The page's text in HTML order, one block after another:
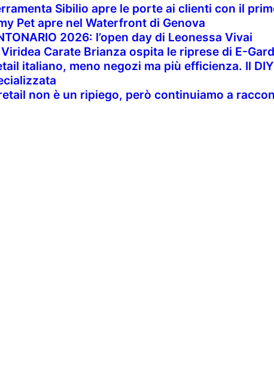
Sibilio apre le porte ai clienti con il
Pet apre nel Waterfront di Genova
2026: l’open day di Leonessa Vivai
Viridea Carate Brianza ospita le riprese di E-
italiano, meno negozi ma più efficienza. Il
non è un ripiego, però continuiamo a